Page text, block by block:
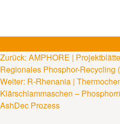
Zurück: AMPHORE |
Regionales Phosphor-Recycling
Weiter: R-Rhenania |
Klärschlammaschen –
AshDec Prozess